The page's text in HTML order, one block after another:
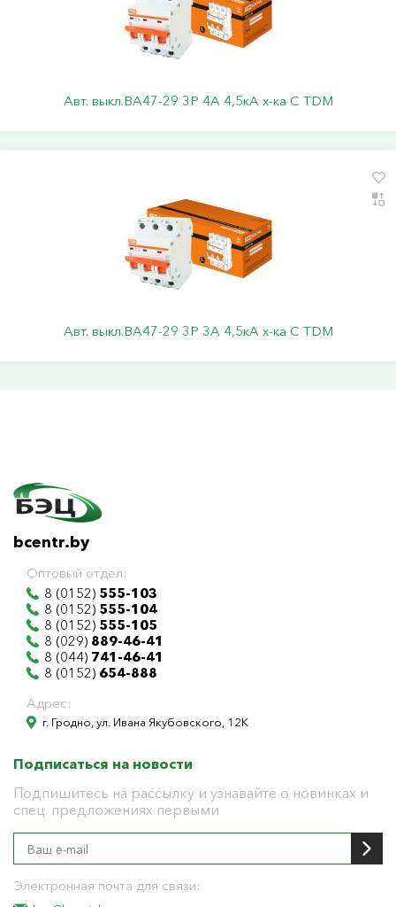
Авт. выкл.ВА47-29 3Р 4А 4,5кА х-ка С TDM
Авт. выкл.ВА47-29 3Р 3А 4,5кА х-ка С TDM
bcentr.by
Оптовый отдел:
8 (0152) 555-103
8 (0152) 555-104
8 (0152) 555-105
8 (029) 889-46-41
8 (044) 741-46-41
8 (0152) 654-888
Адрес:
г. Гродно, ул. Ивана Якубовского, 12К
Подписаться на новости
Подпишитесь на рассылку и узнавайте о новинках и
спец. предложениях первыми
Электронная почта для связи: